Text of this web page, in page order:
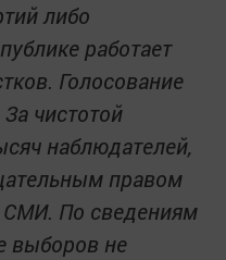
либо
работает
Голосование
чистотой
наблюдателей,
правом
СМИ. По сведениям
выборов не